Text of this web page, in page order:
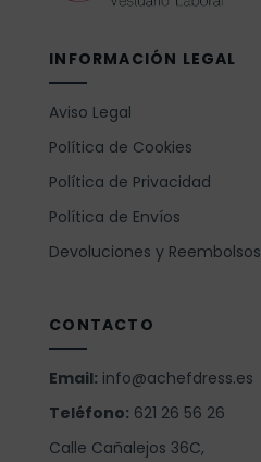
INFORMACIÓN LEGAL
Aviso Legal
Política de Cookies
Política de Privacidad
Política de Envíos
Devoluciones y Reembolsos
CONTACTO
Email: info@achefdress.es
Teléfono: 621 26 56 26
Calle Cañalejos 36C,